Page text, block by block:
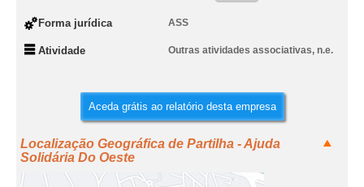
Forma jurídica ASS
Atividade Outras atividades associativas, n.e.
Aceda grátis ao relatório desta empresa
Localização Geográfica de Partilha - Ajuda
Solidária Do Oeste